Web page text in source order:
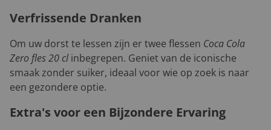
Verfrissende Dranken
Om uw dorst te lessen zijn er twee flessen Coca Cola
Zero fles 20 clinbegrepen. Geniet van de iconische
smaak zonder suiker, ideaal voor wie op zoek is naar
een gezondere optie.
Extra's voor een Bijzondere Ervaring